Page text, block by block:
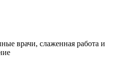
врачи, слаженная работа и